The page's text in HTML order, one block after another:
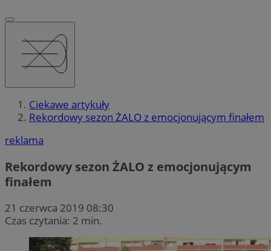
Ciekawe artykuły
Rekordowy sezon ŻALO z emocjonującym finałem
reklama
Rekordowy sezon ŻALO z emocjonującym
finałem
21 czerwca 2019 08:30
Czas czytania: 2 min.